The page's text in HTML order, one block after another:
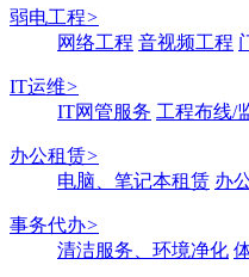
弱电工程>
网络工程 音视频工程
IT运维>
IT网管服务 工程布线/
办公租赁>
电脑、笔记本租赁 办
事务代办>
清洁服务、环境净化